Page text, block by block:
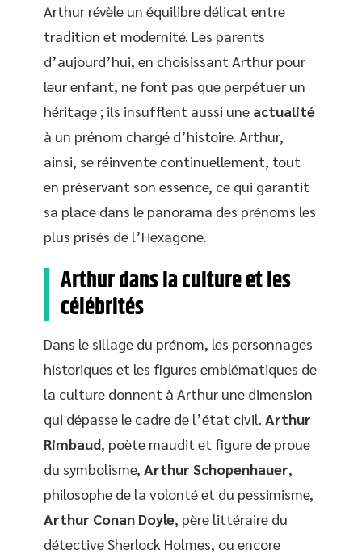
Arthur révèle un équilibre délicat entre
tradition et modernité. Les parents
d’aujourd’hui, en choisissant Arthur pour
leur enfant, ne font pas que perpétuer un
héritage ; ils insufflent aussi une actualité
à un prénom chargé d’histoire. Arthur,
ainsi, se réinvente continuellement, tout
en préservant son essence, ce qui garantit
sa place dans le panorama des prénoms les
plus prisés de l’Hexagone.
Arthur dans la culture et les
célébrités
Dans le sillage du prénom, les personnages
historiques et les figures emblématiques de
la culture donnent à Arthur une dimension
qui dépasse le cadre de l’état civil. Arthur
Rimbaud, poète maudit et figure de proue
du symbolisme, Arthur Schopenhauer,
philosophe de la volonté et du pessimisme,
Arthur Conan Doyle, père littéraire du
détective Sherlock Holmes, ou encore